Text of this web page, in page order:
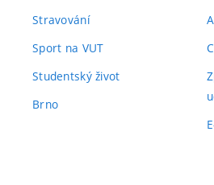
Stravování
Sport na VUT
Studentský život
Brno